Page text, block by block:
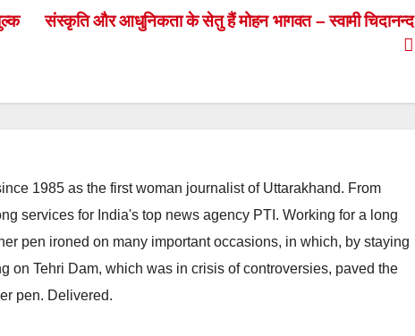
संस्कृति और आधुनिकता के सेतु हैं मोहन भागवत – स्वामी चिदानन्द
1985 as the first woman journalist of Uttarakhand. From
services for India's top news agency PTI. Working for a long
pen ironed on many important occasions, in which, by staying
on Tehri Dam, which was in crisis of controversies, paved the
pen. Delivered.